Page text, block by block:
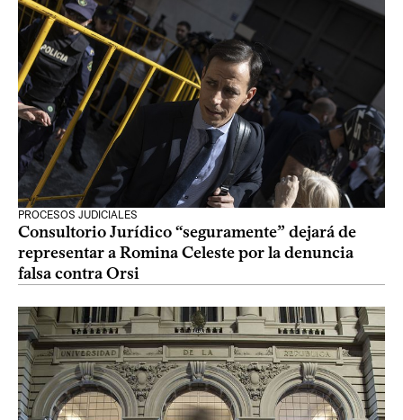
PROCESOS JUDICIALES
Consultorio Jurídico “seguramente” dejará de
representar a Romina Celeste por la denuncia
falsa contra Orsi